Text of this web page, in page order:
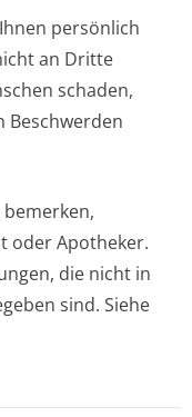
persönlich
an Dritte
schaden,
Beschwerden
oder Apotheker.
die nicht in
sind. Siehe